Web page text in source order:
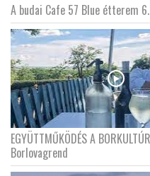
A budai Cafe 57 Blue étterem
EGYÜTTMŰKÖDÉS A
Borlovagrend